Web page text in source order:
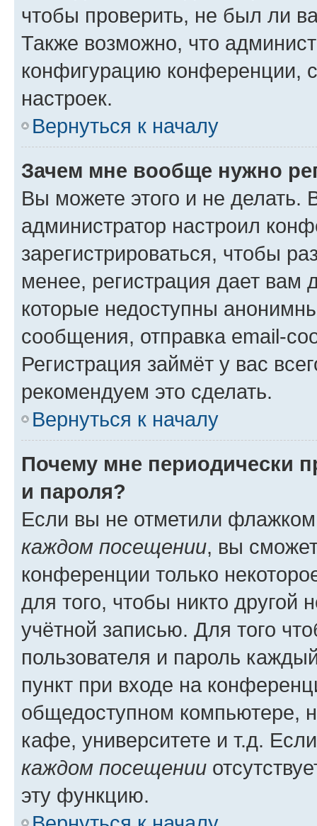
чтобы проверить, не был ли
Также возможно, что
конфигурацию конференции,
настроек.
Вернуться к началу
Зачем мне вообще нужно
Вы можете этого и не делать.
администратор настроил
зарегистрироваться, чтобы
менее, регистрация дает вам
которые недоступны
сообщения, отправка email-
Регистрация займёт у вас
рекомендуем это сделать.
Вернуться к началу
Почему мне периодически
и пароля?
Если вы не отметили
каждом посещении, вы
конференции только
для того, чтобы никто другой
учётной записью. Для того
пользователя и пароль
пункт при входе на
общедоступном компьютере,
кафе, университете и т.д.
каждом посещении
эту функцию.